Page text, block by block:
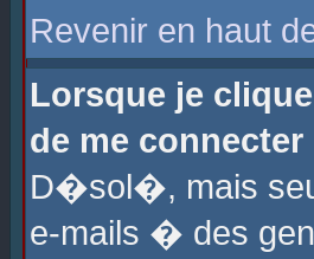
Revenir en haut
Lorsque je
de me connecter
D�sol�, mais
e-mails � des